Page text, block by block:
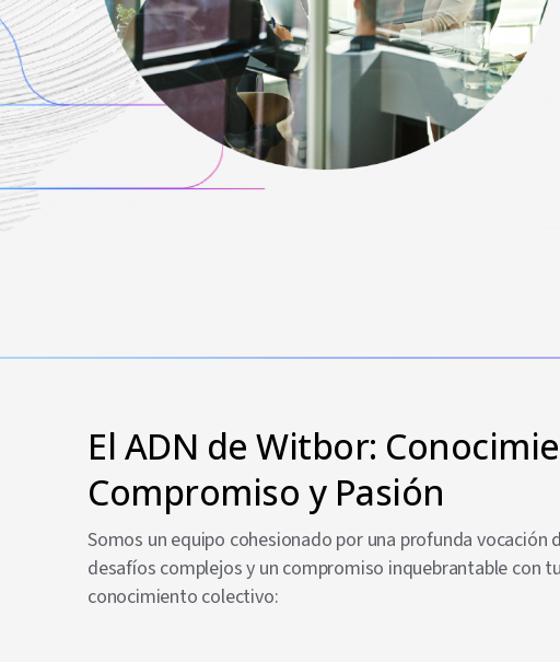
El ADN de Witbor:
Compromiso y Pasión
Somos un equipo cohesionado por una profunda vocación
desafíos complejos y un compromiso inquebrantable con
conocimiento colectivo: